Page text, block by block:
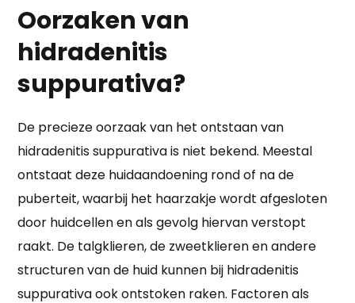
Oorzaken van
hidradenitis
suppurativa?
De precieze oorzaak van het ontstaan van
hidradenitis suppurativa is niet bekend. Meestal
ontstaat deze huidaandoening rond of na de
puberteit, waarbij het haarzakje wordt afgesloten
door huidcellen en als gevolg hiervan verstopt
raakt. De talgklieren, de zweetklieren en andere
structuren van de huid kunnen bij hidradenitis
suppurativa ook ontstoken raken. Factoren als